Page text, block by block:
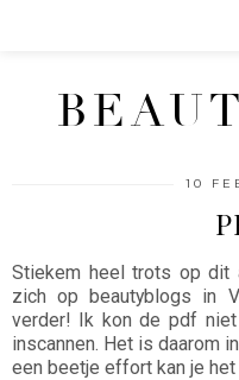
10
Stiekem heel trots op dit
zich op beautyblogs in
verder! Ik kon de pdf
inscannen. Het is daarom
een beetje effort kan je